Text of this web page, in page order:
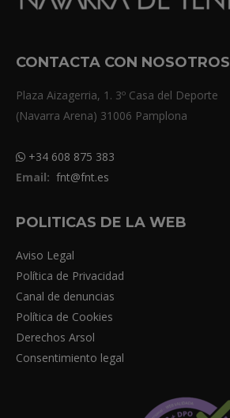
CONTACTA CON NOSOTROS
Plaza Aizagerria, 1. 3º Casa del Deporte
(Navarra Arena) 31006 Pamplona
+34 608 875 383
Email: fnt@fnt.es
POLITICAS DE LA WEB
Aviso Legal
Política de Privacidad
Canal de denuncias
Política de Cookies
Derechos Arsol
Consentimiento legal